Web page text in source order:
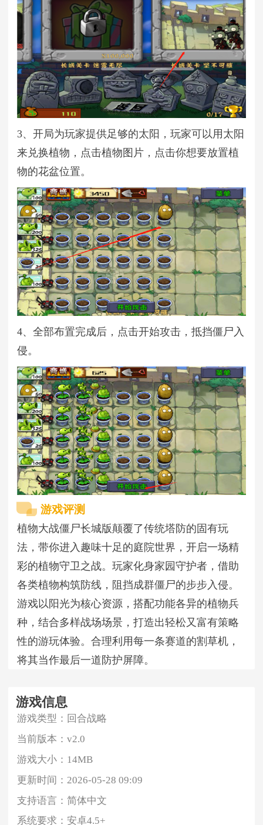
3、开局为玩家提供足够的太阳，玩家可以用太阳
来兑换植物，点击植物图片，点击你想要放置植
物的花盆位置。
4、全部布置完成后，点击开始攻击，抵挡僵尸入
侵。
游戏评测
植物大战僵尸长城版颠覆了传统塔防的固有玩
法，带你进入趣味十足的庭院世界，开启一场精
彩的植物守卫之战。玩家化身家园守护者，借助
各类植物构筑防线，阻挡成群僵尸的步步入侵。
游戏以阳光为核心资源，搭配功能各异的植物兵
种，结合多样战场场景，打造出轻松又富有策略
性的游玩体验。合理利用每一条赛道的割草机，
将其当作最后一道防护屏障。
游戏信息
游戏类型： 回合战略
当前版本：v2.0
游戏大小： 14MB
更新时间：2026-05-28 09:09
支持语言：简体中文
系统要求：安卓4.5+